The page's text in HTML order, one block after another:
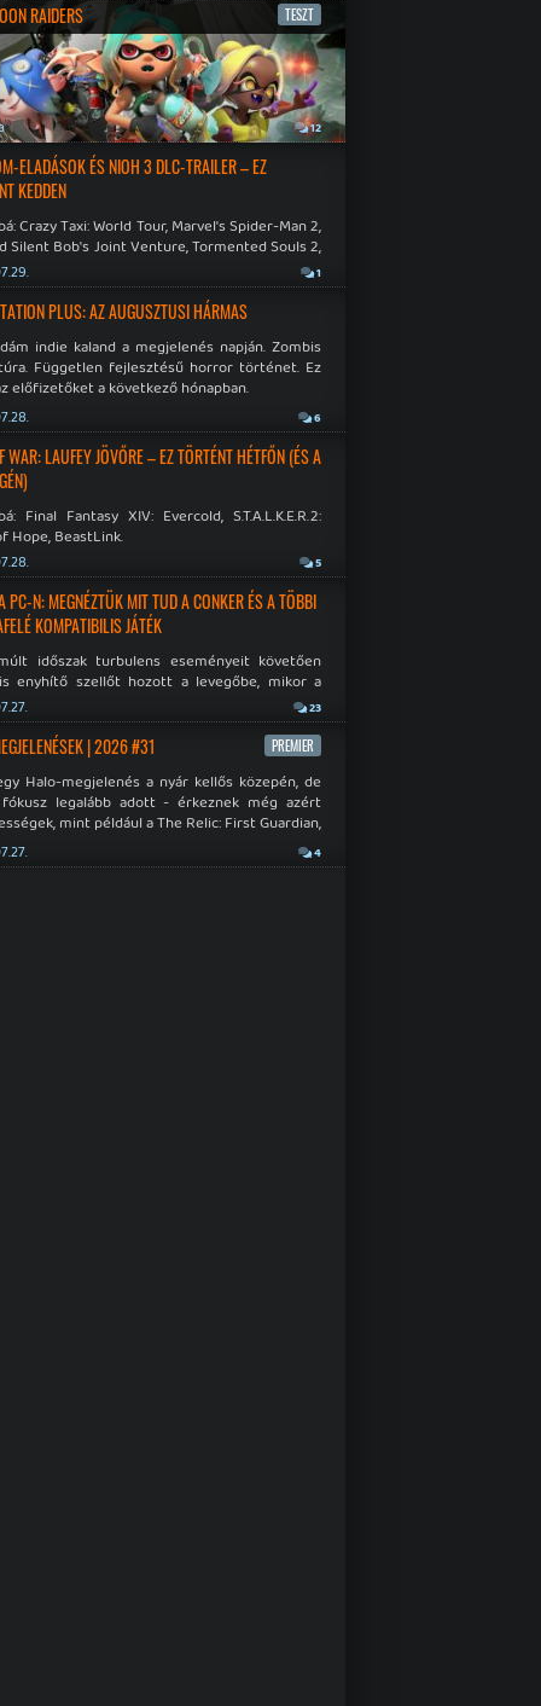
RAIDERS TESZT
12
ELADÁSOK ÉS NIOH 3 DLC-TRAILER – EZ
KEDDEN
Crazy Taxi: World Tour, Marvel's Spider-Man 2,
Silent Bob's Joint Venture, Tormented Souls 2,
Room in Hell, Slain 2: The Beast Within.
1
PLUS: AZ AUGUSZTUSI HÁRMAS
indie kaland a megjelenés napján. Zombis
Független fejlesztésű horror történet. Ez
előfizetőket a következő hónapban.
6
WAR: LAUFEY JÖVŐRE – EZ TÖRTÉNT HÉTFŐN (ÉS A
Final Fantasy XIV: Evercold, S.T.A.L.K.E.R.2:
Hope, BeastLink.
5
PC-N: MEGNÉZTÜK MIT TUD A CONKER ÉS A TÖBBI
KOMPATIBILIS JÁTÉK
időszak turbulens eseményeit követően
enyhítő szellőt hozott a levegőbe, mikor a
bejelentette, hogy PC-re is kiterjesztik az
visszafelé kompatibilitást. Lássuk,
jutottak...
23
| 2026 #31 PREMIER
Halo-megjelenés a nyár kellős közepén, de
legalább adott - érkeznek még azért
mint például a The Relic: First Guardian,
Chronicles 2 és a Dispatch új átiratai vagy
a Mistfall Hunter
4